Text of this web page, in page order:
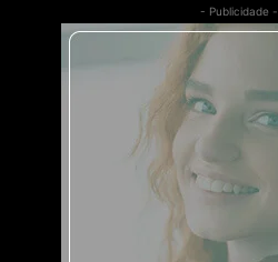
- Publicidade -